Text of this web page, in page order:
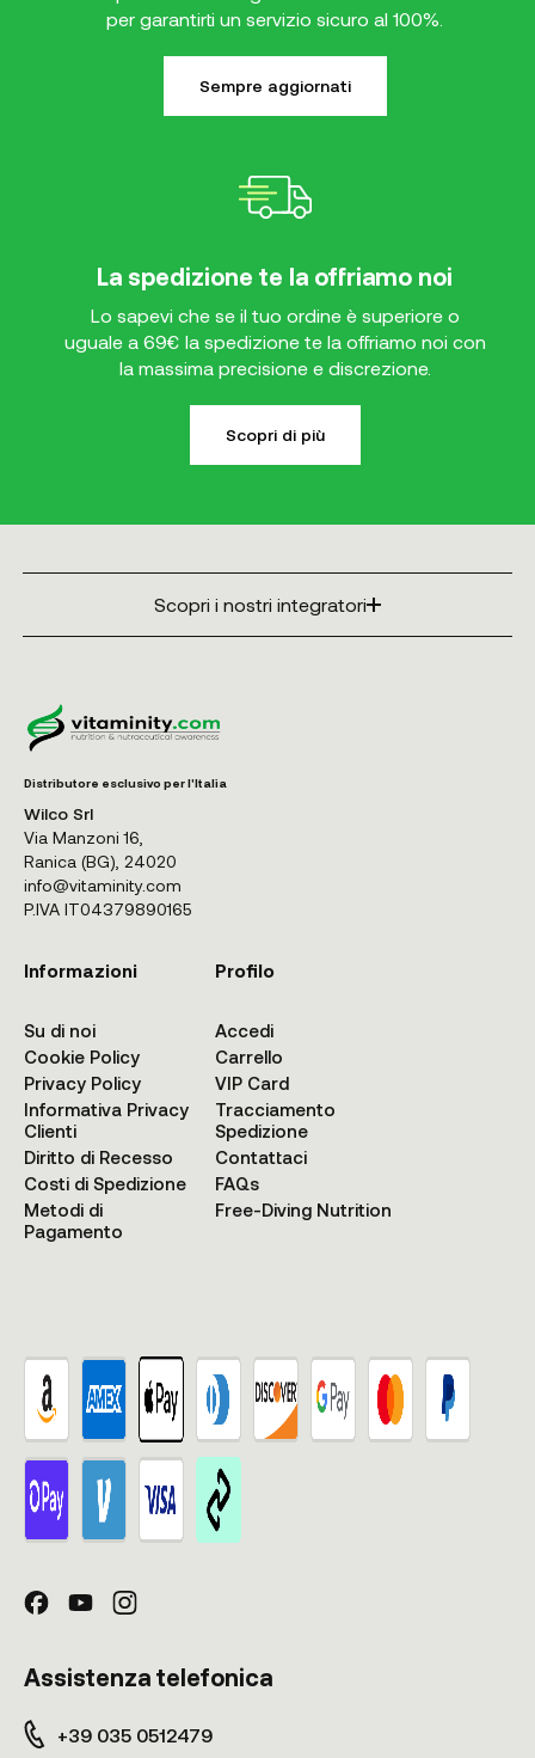
per garantirti un servizio sicuro al 100%.
Sempre aggiornati
La spedizione te la offriamo noi
Lo sapevi che se il tuo ordine è superiore o
uguale a 69€ la spedizione te la offriamo noi con
la massima precisione e discrezione.
Scopri di più
Scopri i nostri integratori
Distributore esclusivo per l'Italia
Wilco Srl
Via Manzoni 16,
Ranica (BG), 24020
info@vitaminity.com
P.IVA IT04379890165
Informazioni
Su di noi
Cookie Policy
Privacy Policy
Informativa Privacy
Clienti
Diritto di Recesso
Costi di Spedizione
Metodi di
Pagamento
Profilo
Accedi
Carrello
VIP Card
Tracciamento
Spedizione
Contattaci
FAQs
Free-Diving Nutrition
Assistenza telefonica
+39 035 0512479